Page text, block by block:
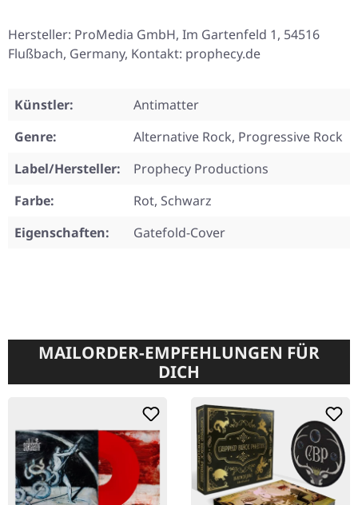
Hersteller: ProMedia GmbH, Im Gartenfeld 1, 54516
Flußbach, Germany, Kontakt: prophecy.de
Künstler:
Antimatter
Genre:
Alternative Rock, Progressive Rock
Label/Hersteller:
Prophecy Productions
Farbe:
Rot, Schwarz
Eigenschaften:
Gatefold-Cover
MAILORDER-EMPFEHLUNGEN FÜR
DICH